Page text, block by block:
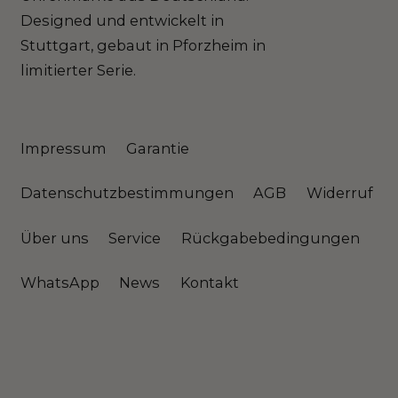
Designed und entwickelt in
Stuttgart, gebaut in Pforzheim in
limitierter Serie.
Impressum Garantie
Datenschutzbestimmungen AGB Widerruf
Über uns Service Rückgabebedingungen
WhatsApp News Kontakt